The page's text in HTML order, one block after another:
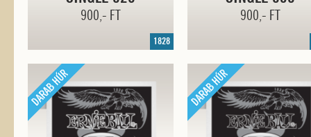
900,- FT
1828
900,- FT